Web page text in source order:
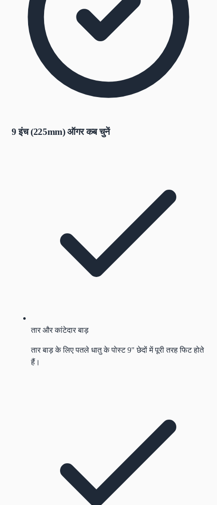
9 इंच (225mm) ऑगर कब चुनें
तार और कांटेदार बाड़
तार बाड़ के लिए पतले धातु के पोस्ट 9" छेदों में पूरी तरह फिट होते
हैं।